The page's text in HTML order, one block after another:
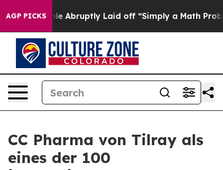
AGP PICKSAbruptly Laid off “Simply a Math Problem Dr.
CC Pharma von Tilray als
eines der 100